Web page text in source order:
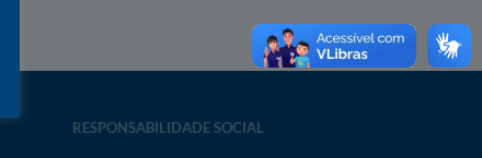
RESPONSABILIDADE SOCIAL